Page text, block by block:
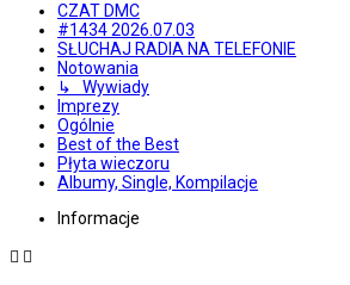
CZAT DMC
#1434 2026.07.03
SŁUCHAJ RADIA NA TELEFONIE
Notowania
↳ Wywiady
Imprezy
Ogólnie
Best of the Best
Płyta wieczoru
Albumy, Single, Kompilacje
Informacje